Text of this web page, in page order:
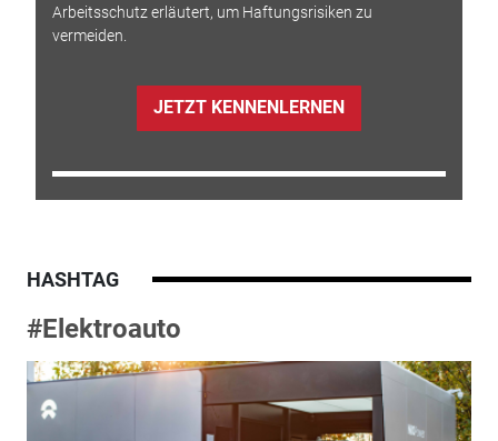
Arbeitsschutz erläutert, um Haftungsrisiken zu
vermeiden.
JETZT KENNENLERNEN
HASHTAG
#Elektroauto